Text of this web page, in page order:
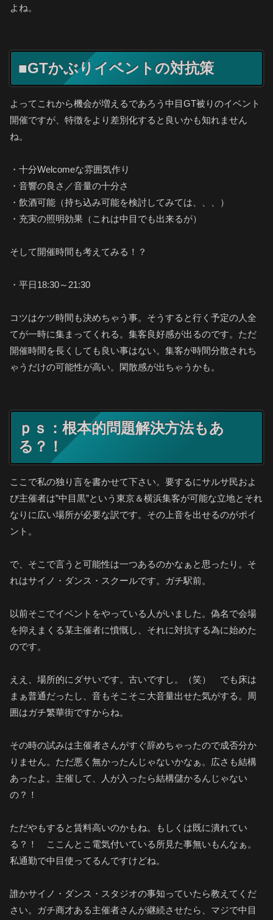
よね。
■GTかぶりイベントの対抗策
よってこれから機会が増えるであろう中目GT被りのイベント
開催ですが、特徴をより差別化すると良いかも知れません
ね。
・十分Welcomeな雰囲気作り
・音響の良さ／音量の十分さ
・飲酒可能（持ち込み可能を検討してみては、、、）
・充実の照明効果（これは中目でも出来るが）
そして開催時間も考えてみる！？
・平日18:30～21:30
コツはケツ時間も決めちゃう事。そうすると行く予定の人全
てが一時に集まってくれる。集客良好感が出るのです。ただ
開催時間を長くしても良い事はない。集客が時間分散されち
ゃうだけの可能性が高い。閑散感が出ちゃうかも。
ｐｓ：根本的問題解決方法もあ
る？！
ここで私の独り言を書かせて下さい。要するにサルサ民およ
び主催者は”中目黒”という東京＆横浜集客が可能な立地とそれ
なりに広い場所が必要な訳です。その上音を出せるのがポイ
ント。
で、そこで言うと可能性は一つあるのかなぁと思ったり。そ
れはサイノ・ダンス・スクールです。ガチ駅前。
以前そこでイベントをやっている人がいました。偽名で会場
を抑えまくる某主催者に憤慨し、それに対抗する為に始めた
のです。
ええ、場所的にダサいです。古いですし。（笑） でも床は
まぁ普通だったし、音もそこそこ大音量出せた気がする。周
囲はガチ繁華街ですからね。
その時の試みは主催者さんがすぐ辞めちゃったので成否分か
りません。ただ悪く無かったんじゃないかなぁ。広さも結構
あったよ。主催して、人が入ったら結構儲かるんじゃない
の？！
ただやもすると賃料高いのかもね。もしくは既に潰れてい
る？！ ここんとこ電気付いている所見た事無いもんなぁ。
私通勤で中目使ってるんですけどね。
誰かサイノ・ダンス・スタジオの事知っていたら教えてくだ
さい。ガチ商才ある主催者さんが継続させたら、マジで中目